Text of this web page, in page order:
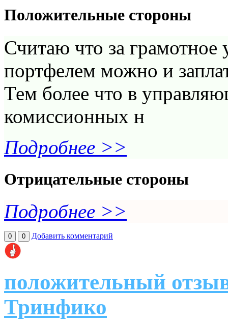
Положительные стороны
Считаю что за
портфелем можно и
Тем более что в
комиссионных н
Подробнее >>
Отрицательные стороны
Подробнее >>
0 0 Добавить комментарий
положительный
Тринфико